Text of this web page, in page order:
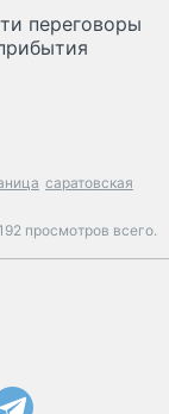
переговоры
саратовская
192 просмотров всего.